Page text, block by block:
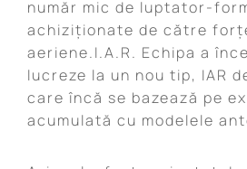
număr mic de luptator-
achiziționate de către
aeriene.I.A.R. Echipa a
lucreze la un nou tip, IAR
care încă se bazează pe
acumulată cu modelele